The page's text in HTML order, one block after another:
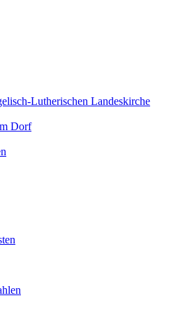
Lutherischen Landeskirche
Dorf